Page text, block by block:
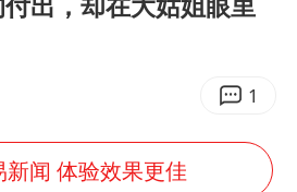
2025年小学教师减少13.19万
军士兵把枪口对准中国记者
1
闻 体验效果更佳